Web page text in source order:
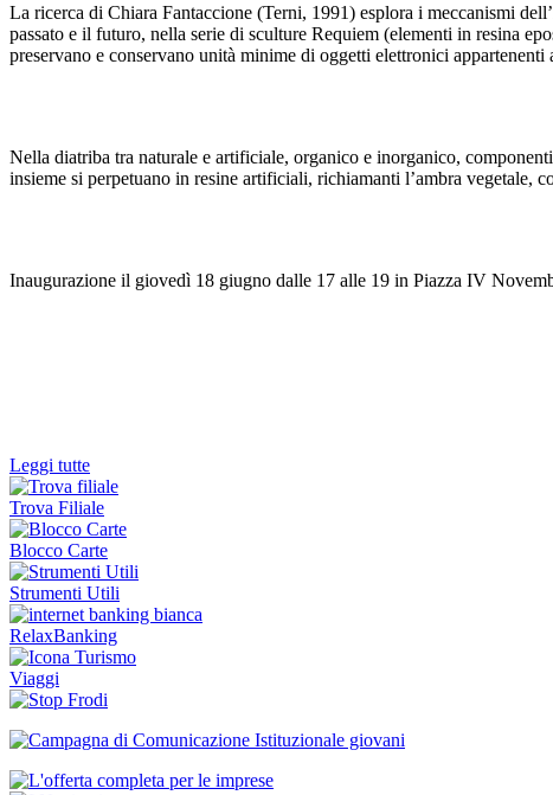
La ricerca di Chiara Fantaccione (Terni, 1991) esplora i meccanismi
passato e il futuro, nella serie di sculture Requiem (elementi in resina
preservano e conservano unità minime di oggetti elettronici appartenenti
Nella diatriba tra naturale e artificiale, organico e inorganico,
insieme si perpetuano in resine artificiali, richiamanti l’ambra vegetale,
Inaugurazione il giovedì 18 giugno dalle 17 alle 19 in Piazza IV
Leggi tutte
Trova Filiale
Blocco Carte
Strumenti Utili
RelaxBanking
Viaggi